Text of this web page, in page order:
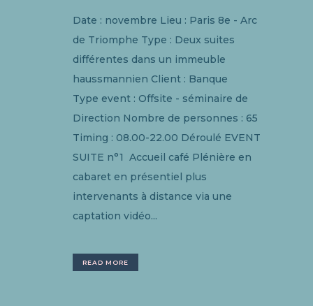
Date : novembre Lieu : Paris 8e - Arc
de Triomphe Type : Deux suites
différentes dans un immeuble
haussmannien Client : Banque
Type event : Offsite - séminaire de
Direction Nombre de personnes : 65
Timing : 08.00-22.00 Déroulé EVENT
SUITE n°1 Accueil café Plénière en
cabaret en présentiel plus
intervenants à distance via une
captation vidéo...
READ MORE